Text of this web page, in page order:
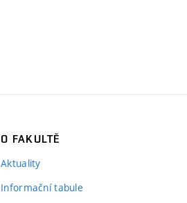
O FAKULTĚ
Aktuality
Informační tabule